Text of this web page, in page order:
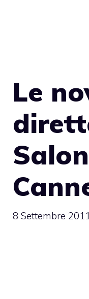
Le
8 Settembre 2011